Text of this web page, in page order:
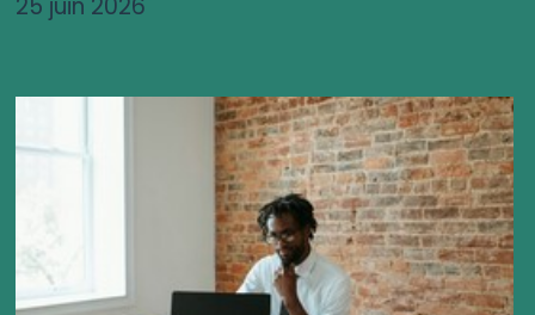
25 juin 2026